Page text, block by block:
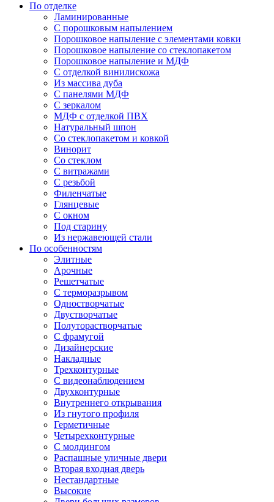
По отделке
Ламинированные
С порошковым напылением
Порошковое напыление с элементами ковки
Порошковое напыление со стеклопакетом
Порошковое напыление и МДФ
С отделкой винилискожа
Из массива дуба
С панелями МДФ
С зеркалом
МДФ с отделкой ПВХ
Натуральный шпон
Со стеклопакетом и ковкой
Винорит
Со стеклом
С витражами
С резьбой
Филенчатые
Глянцевые
С окном
Под старину
Из нержавеющей стали
По особенностям
Элитные
Арочные
Решетчатые
С терморазрывом
Одностворчатые
Двустворчатые
Полуторастворчатые
С фрамугой
Дизайнерские
Накладные
Трехконтурные
С видеонаблюдением
Двухконтурные
Внутреннего открывания
Из гнутого профиля
Герметичные
Четырехконтурные
С молдингом
Распашные уличные двери
Вторая входная дверь
Нестандартные
Высокие